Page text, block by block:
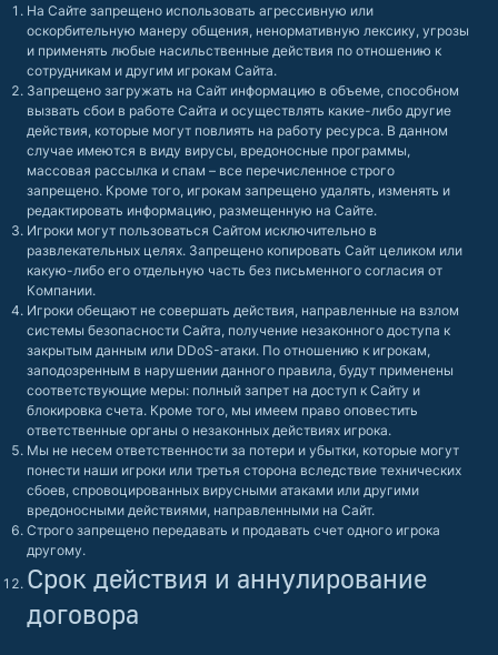
На Сайте запрещено использовать агрессивную или
оскорбительную манеру общения, ненормативную лексику, угрозы
и применять любые насильственные действия по отношению к
сотрудникам и другим игрокам Сайта.
Запрещено загружать на Сайт информацию в объеме, способном
вызвать сбои в работе Сайта и осуществлять какие-либо другие
действия, которые могут повлиять на работу ресурса. В данном
случае имеются в виду вирусы, вредоносные программы,
массовая рассылка и спам – все перечисленное строго
запрещено. Кроме того, игрокам запрещено удалять, изменять и
редактировать информацию, размещенную на Сайте.
Игроки могут пользоваться Сайтом исключительно в
развлекательных целях. Запрещено копировать Сайт целиком или
какую-либо его отдельную часть без письменного согласия от
Компании.
Игроки обещают не совершать действия, направленные на взлом
системы безопасности Сайта, получение незаконного доступа к
закрытым данным или DDoS-атаки. По отношению к игрокам,
заподозренным в нарушении данного правила, будут применены
соответствующие меры: полный запрет на доступ к Сайту и
блокировка счета. Кроме того, мы имеем право оповестить
ответственные органы о незаконных действиях игрока.
Мы не несем ответственности за потери и убытки, которые могут
понести наши игроки или третья сторона вследствие технических
сбоев, спровоцированных вирусными атаками или другими
вредоносными действиями, направленными на Сайт.
Строго запрещено передавать и продавать счет одного игрока
другому.
Срок действия и аннулирование
договора